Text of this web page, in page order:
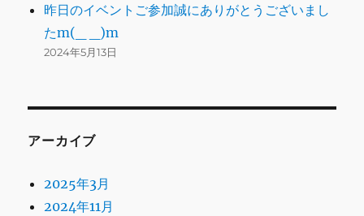
昨日のイベントご参加誠にありがとうございまし
たm(_ _)m
2024年5月13日
アーカイブ
2025年3月
2024年11月